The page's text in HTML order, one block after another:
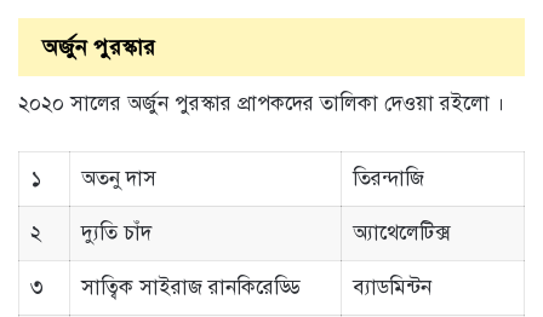
অর্জুন পুরস্কার
২০২০ সালের অর্জুন পুরস্কার প্রাপকদের তালিকা দেওয়া রইলো ।
১ অতনু দাস তিরন্দাজি
২ দ্যুতি চাঁদ অ্যাথেলেটিক্স
৩ সাত্বিক সাইরাজ রানকিরেড্ডি ব্যাডমিন্টন